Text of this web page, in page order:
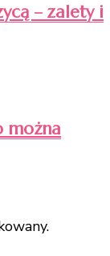
– zalety i
można